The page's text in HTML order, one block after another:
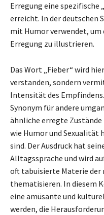
Erregung eine spezifische
erreicht. In der deutschen
mit Humor verwendet,
Erregung zu illustrieren.
Das Wort „Fieber“ wird
verstanden, sondern
Intensität des
Synonym für andere
ähnliche erregte
wie Humor und Sexualität
sind. Der Ausdruck hat
Alltagssprache und wird
oft tabuisierte Materie der
thematisieren. In diesem
eine amüsante und
werden, die